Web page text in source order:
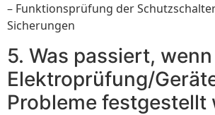
– Funktionsprüfung der
Sicherungen
5. Was passiert,
Elektroprüfung/
Probleme festgestellt